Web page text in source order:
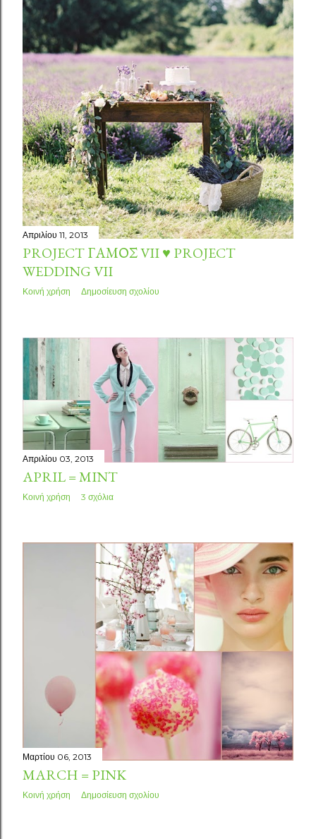
Απριλίου 11, 2013
PROJECT ΓΆΜΟΣ VII ♥ PROJECT
WEDDING VII
Κοινή χρήση Δημοσίευση σχολίου
Απριλίου 03, 2013
APRIL = MINT
Κοινή χρήση 3 σχόλια
Μαρτίου 06, 2013
MARCH = PINK
Κοινή χρήση Δημοσίευση σχολίου